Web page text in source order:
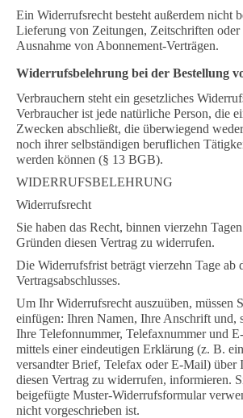
Ein Widerrufsrecht besteht außerdem nicht
Lieferung von Zeitungen, Zeitschriften
Ausnahme von Abonnement-Verträgen.
Widerrufsbelehrung bei der Bestellung
Verbrauchern steht ein gesetzliches
Verbraucher ist jede natürliche Person, die
Zwecken abschließt, die überwiegend
noch ihrer selbständigen beruflichen
werden können (§ 13 BGB).
WIDERRUFSBELEHRUNG
Widerrufsrecht
Sie haben das Recht, binnen vierzehn
Gründen diesen Vertrag zu widerrufen.
Die Widerrufsfrist beträgt vierzehn Tage ab
Vertragsabschlusses.
Um Ihr Widerrufsrecht auszuüben, müssen
einfügen: Ihren Namen, Ihre Anschrift und,
Ihre Telefonnummer, Telefaxnummer und
mittels einer eindeutigen Erklärung (z. B.
versandter Brief, Telefax oder E-Mail) über
diesen Vertrag zu widerrufen, informieren.
beigefügte Muster-Widerrufsformular
nicht vorgeschrieben ist.